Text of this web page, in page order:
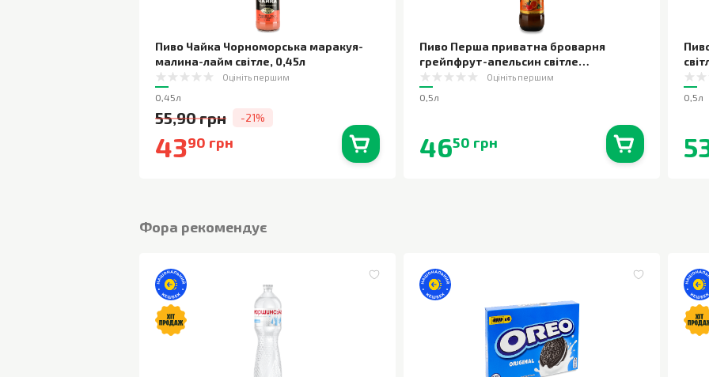
Пиво Чайка Чорноморська маракуя-
малина-лайм світле, 0,45л
Оцініть першим
0,45л
55,90 грн -21%
4390 грн
Пиво Перша приватна броварня
грейпфрут-апельсин світле
нефільтроване,0,5л
Оцініть першим
0,5л
4650 грн
0,5л
Фора рекомендує